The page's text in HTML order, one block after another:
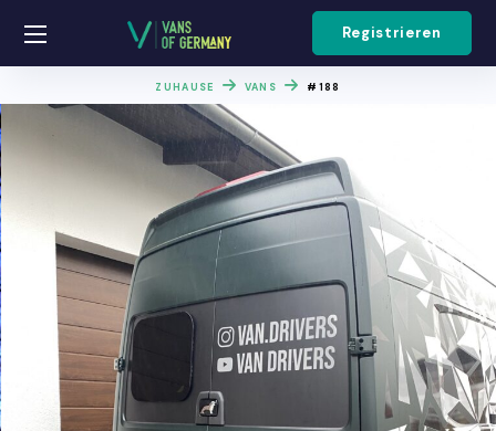
Registrieren
ZUHAUSE VANS #188